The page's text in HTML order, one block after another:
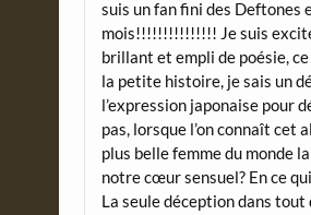
suis un fan fini des Deftones
mois!!!!!!!!!!!!!!! Je suis
brillant et empli de poésie,
la petite histoire, je sais un
l’expression japonaise pour
pas, lorsque l’on connaît cet
plus belle femme du monde
notre cœur sensuel? En ce
La seule déception dans tout